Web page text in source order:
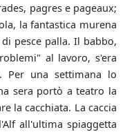
pagres e pageaux;
la fantastica murena
pesce palla. Il babbo,
al lavoro, s'era
Per una settimana lo
sera portò a teatro la
la cacchiata. La caccia
all'ultima spiaggetta